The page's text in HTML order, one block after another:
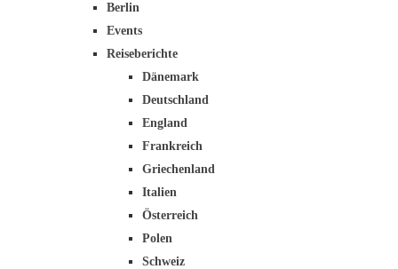
Berlin
Events
Reiseberichte
Dänemark
Deutschland
England
Frankreich
Griechenland
Italien
Österreich
Polen
Schweiz